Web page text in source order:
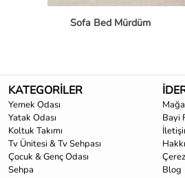
Sofa Bed Mürdüm
KATEGORİLER
Yemek Odası
Yatak Odası
Koltuk Takımı
Tv Ünitesi & Tv Sehpası
Çocuk & Genç Odası
Sehpa
Bayi
Blog